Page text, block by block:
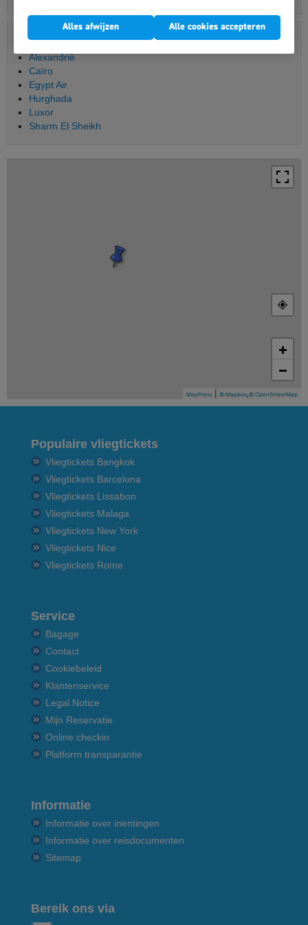
Meer artikels over Egypte
Alexandrië
Caïro
Egypt Air
Hurghada
Luxor
Sharm El Sheikh
+
−
MapPress © Mapbox © OpenStreetMap
Populaire vliegtickets
Vliegtickets Bangkok
Vliegtickets Barcelona
Vliegtickets Lissabon
Vliegtickets Malaga
Vliegtickets New York
Vliegtickets Nice
Vliegtickets Rome
Service
Bagage
Contact
Cookiebeleid
Klantenservice
Legal Notice
Mijn Reservatie
Online checkin
Platform transparantie
Informatie
Informatie over inentingen
Informatie over reisdocumenten
Sitemap
Bereik ons via
Alles afwijzen Alle cookies accepteren